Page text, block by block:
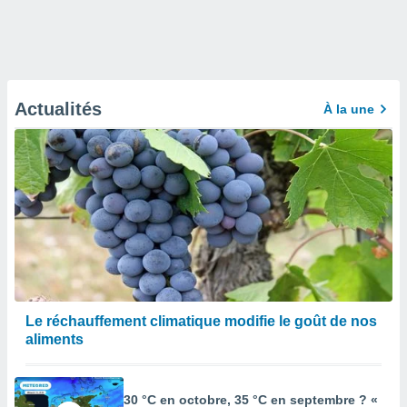
Actualités À la une
Le réchauffement climatique modifie le goût de nos
aliments
30 °C en octobre, 35 °C en septembre ? «